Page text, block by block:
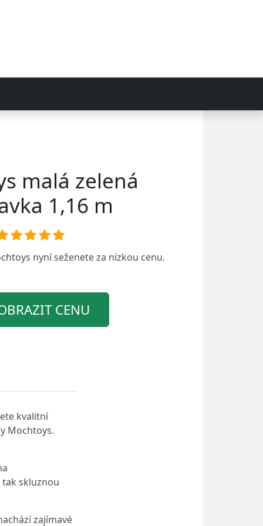
malá zelená
1,16 m
nyní seženete za nízkou cenu.
CENU
kvalitní
Mochtoys.
skluznou
zajímavé